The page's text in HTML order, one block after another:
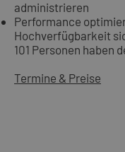
administrieren
Performance
Hochverfügbarkeit
101 Personen haben
Termine & Preise